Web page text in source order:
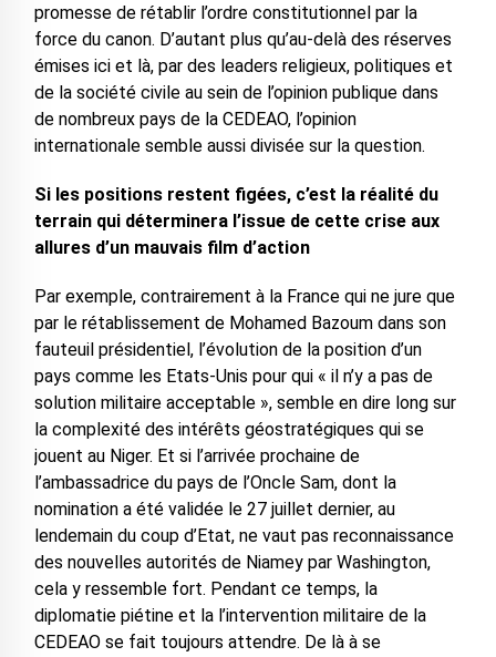
promesse de rétablir l’ordre constitutionnel par la
force du canon. D’autant plus qu’au-delà des réserves
émises ici et là, par des leaders religieux, politiques et
de la société civile au sein de l’opinion publique dans
de nombreux pays de la CEDEAO, l’opinion
internationale semble aussi divisée sur la question.
Si les positions restent figées, c’est la réalité du
terrain qui déterminera l’issue de cette crise aux
allures d’un mauvais film d’action
Par exemple, contrairement à la France qui ne jure que
par le rétablissement de Mohamed Bazoum dans son
fauteuil présidentiel, l’évolution de la position d’un
pays comme les Etats-Unis pour qui « il n’y a pas de
solution militaire acceptable », semble en dire long sur
la complexité des intérêts géostratégiques qui se
jouent au Niger. Et si l’arrivée prochaine de
l’ambassadrice du pays de l’Oncle Sam, dont la
nomination a été validée le 27 juillet dernier, au
lendemain du coup d’Etat, ne vaut pas reconnaissance
des nouvelles autorités de Niamey par Washington,
cela y ressemble fort. Pendant ce temps, la
diplomatie piétine et la l’intervention militaire de la
CEDEAO se fait toujours attendre. De là à se